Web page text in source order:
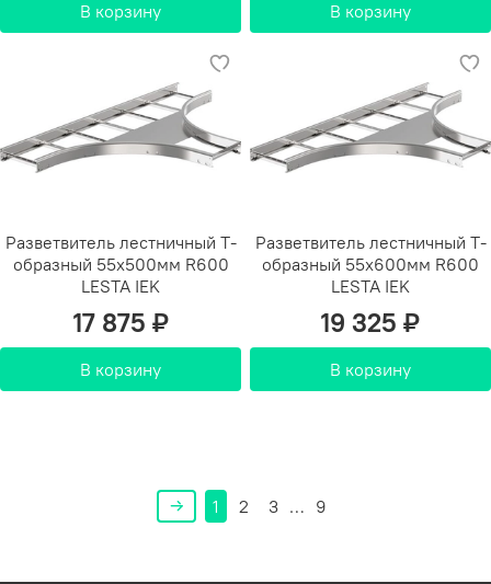
В корзину В корзину
Разветвитель лестничный Т-
образный 55х500мм R600
LESTA IEK
17 875 ₽
В корзину
Разветвитель лестничный Т-
образный 55х600мм R600
LESTA IEK
19 325 ₽
В корзину
1 2 3 … 9